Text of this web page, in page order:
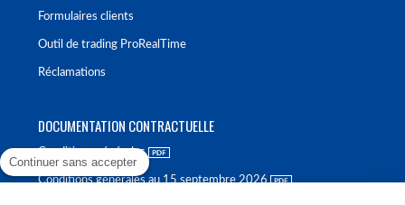
Formulaires clients
Outil de trading ProRealTime
Réclamations
DOCUMENTATION CONTRACTUELLE
Conditions générales
Conditions générales au 15 septembre 2026
Continuer sans accepter